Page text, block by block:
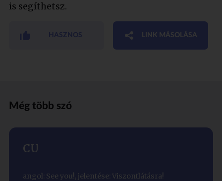
is segíthetsz.
HASZNOS LINK MÁSOLÁSA
Még több szó
CU
angol: See you!, jelentése: Viszontlátásra!